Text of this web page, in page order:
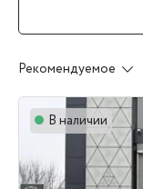
Рекомендуемое
В наличии